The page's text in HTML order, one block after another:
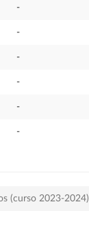
-
-
-
-
-
-
(curso 2023-2024)